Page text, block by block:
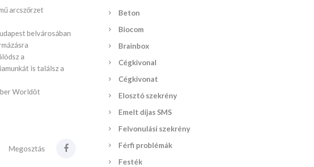
arcszőrzet
belvárosában
a
is találsz a
Worldöt
Megosztás
Beton
Biocom
Brainbox
Cégkivonal
Cégkivonat
Elosztó szekrény
Emelt díjas SMS
Felvonulási szekrény
Férfi problémák
Festék